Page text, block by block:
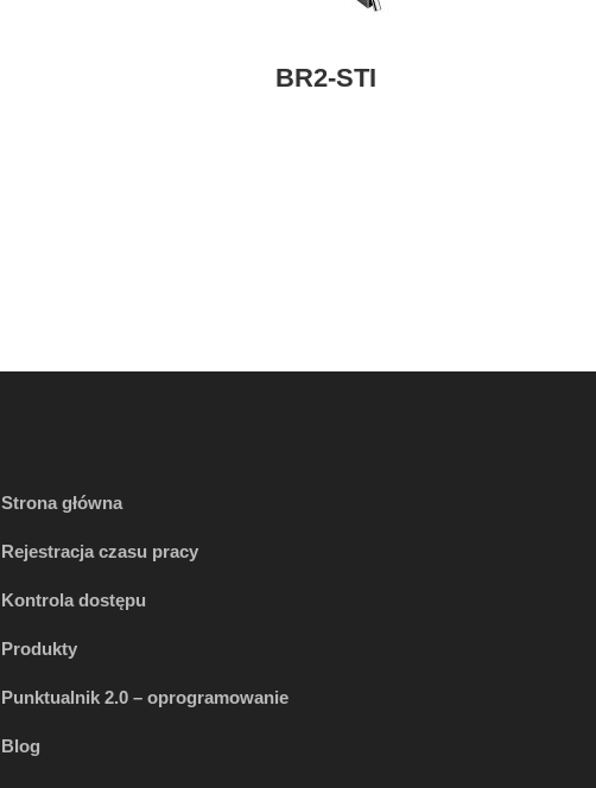
BR2-STI
Strona główna
Rejestracja czasu pracy
Kontrola dostępu
Produkty
Punktualnik 2.0 – oprogramowanie
Blog